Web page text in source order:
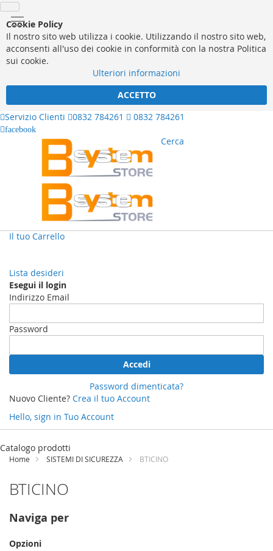
Cookie Policy
Il nostro sito web utilizza i cookie. Utilizzando il nostro sito web,
acconsenti all'uso dei cookie in conformità con la nostra Politica
sui cookie.
Ulteriori informazioni
ACCETTO
Servizio Clienti
0832 784261 0832 784261
facebook
Cerca
Il tuo Carrello
Lista desideri
Esegui il login
Indirizzo Email
Password
Accedi
Password dimenticata?
Nuovo Cliente? Crea il tuo Account
Hello, sign in Tuo Account
Salta
contenuto
Catalogo prodotti
Home SISTEMI DI SICUREZZA BTICINO
BTICINO
Naviga per
Opzioni